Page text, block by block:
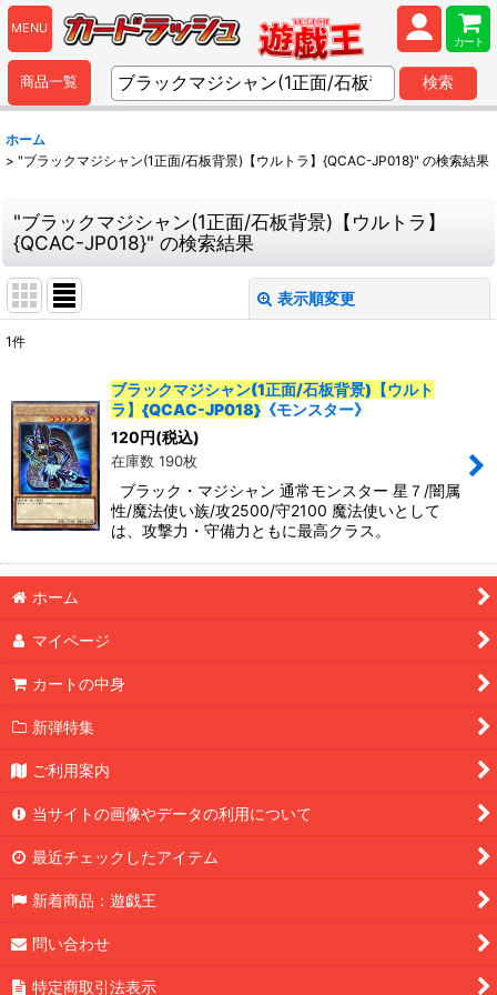
MENU
カート
商品一覧 検索
ホーム
> "ブラックマジシャン(1正面/石板背景)【ウルトラ】{QCAC-JP018}" の検索結果
"ブラックマジシャン(1正面/石板背景)【ウルトラ】
{QCAC-JP018}" の検索結果
表示順変更
表示数:
並び順:
カテゴリ:
特集:
絞り込む
1件
ブラックマジシャン(1正面/石板背景)【ウルト
ラ】{QCAC-JP018} 《モンスター》
120円(税込)
在庫数 190枚
ブラック・マジシャン 通常モンスター 星７/闇属
性/魔法使い族/攻2500/守2100 魔法使いとして
は、攻撃力・守備力ともに最高クラス。
ホーム
マイページ
カートの中身
新弾特集
ご利用案内
当サイトの画像やデータの利用について
最近チェックしたアイテム
新着商品：遊戯王
問い合わせ
特定商取引法表示